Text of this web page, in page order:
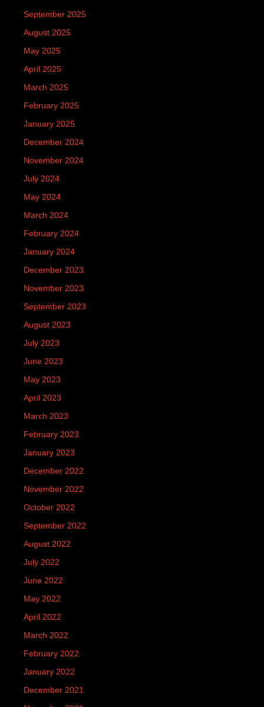
September 2025
August 2025
May 2025
April 2025
March 2025
February 2025
January 2025
December 2024
November 2024
July 2024
May 2024
March 2024
February 2024
January 2024
December 2023
November 2023
September 2023
August 2023
July 2023
June 2023
May 2023
April 2023
March 2023
February 2023
January 2023
December 2022
November 2022
October 2022
September 2022
August 2022
July 2022
June 2022
May 2022
April 2022
March 2022
February 2022
January 2022
December 2021